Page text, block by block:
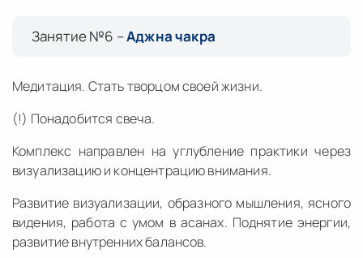
Занятие №6 –Аджна чакра
Медитация. Стать творцом своей жизни.
(!) Понадобится свеча.
Комплекс направлен на углубление практики через
визуализацию и концентрацию внимания.
Развитие визуализации, образного мышления, ясного
видения, работа с умом в асанах. Поднятие энергии,
развитие внутренних балансов.